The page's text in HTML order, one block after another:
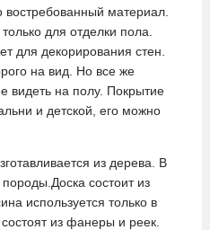
востребованный материал.
для отделки пола.
для декорирования стен.
на вид. Но все же
видеть на полу. Покрытие
и детской, его можно
из дерева. В
состоит из
используется только в
из фанеры и реек.